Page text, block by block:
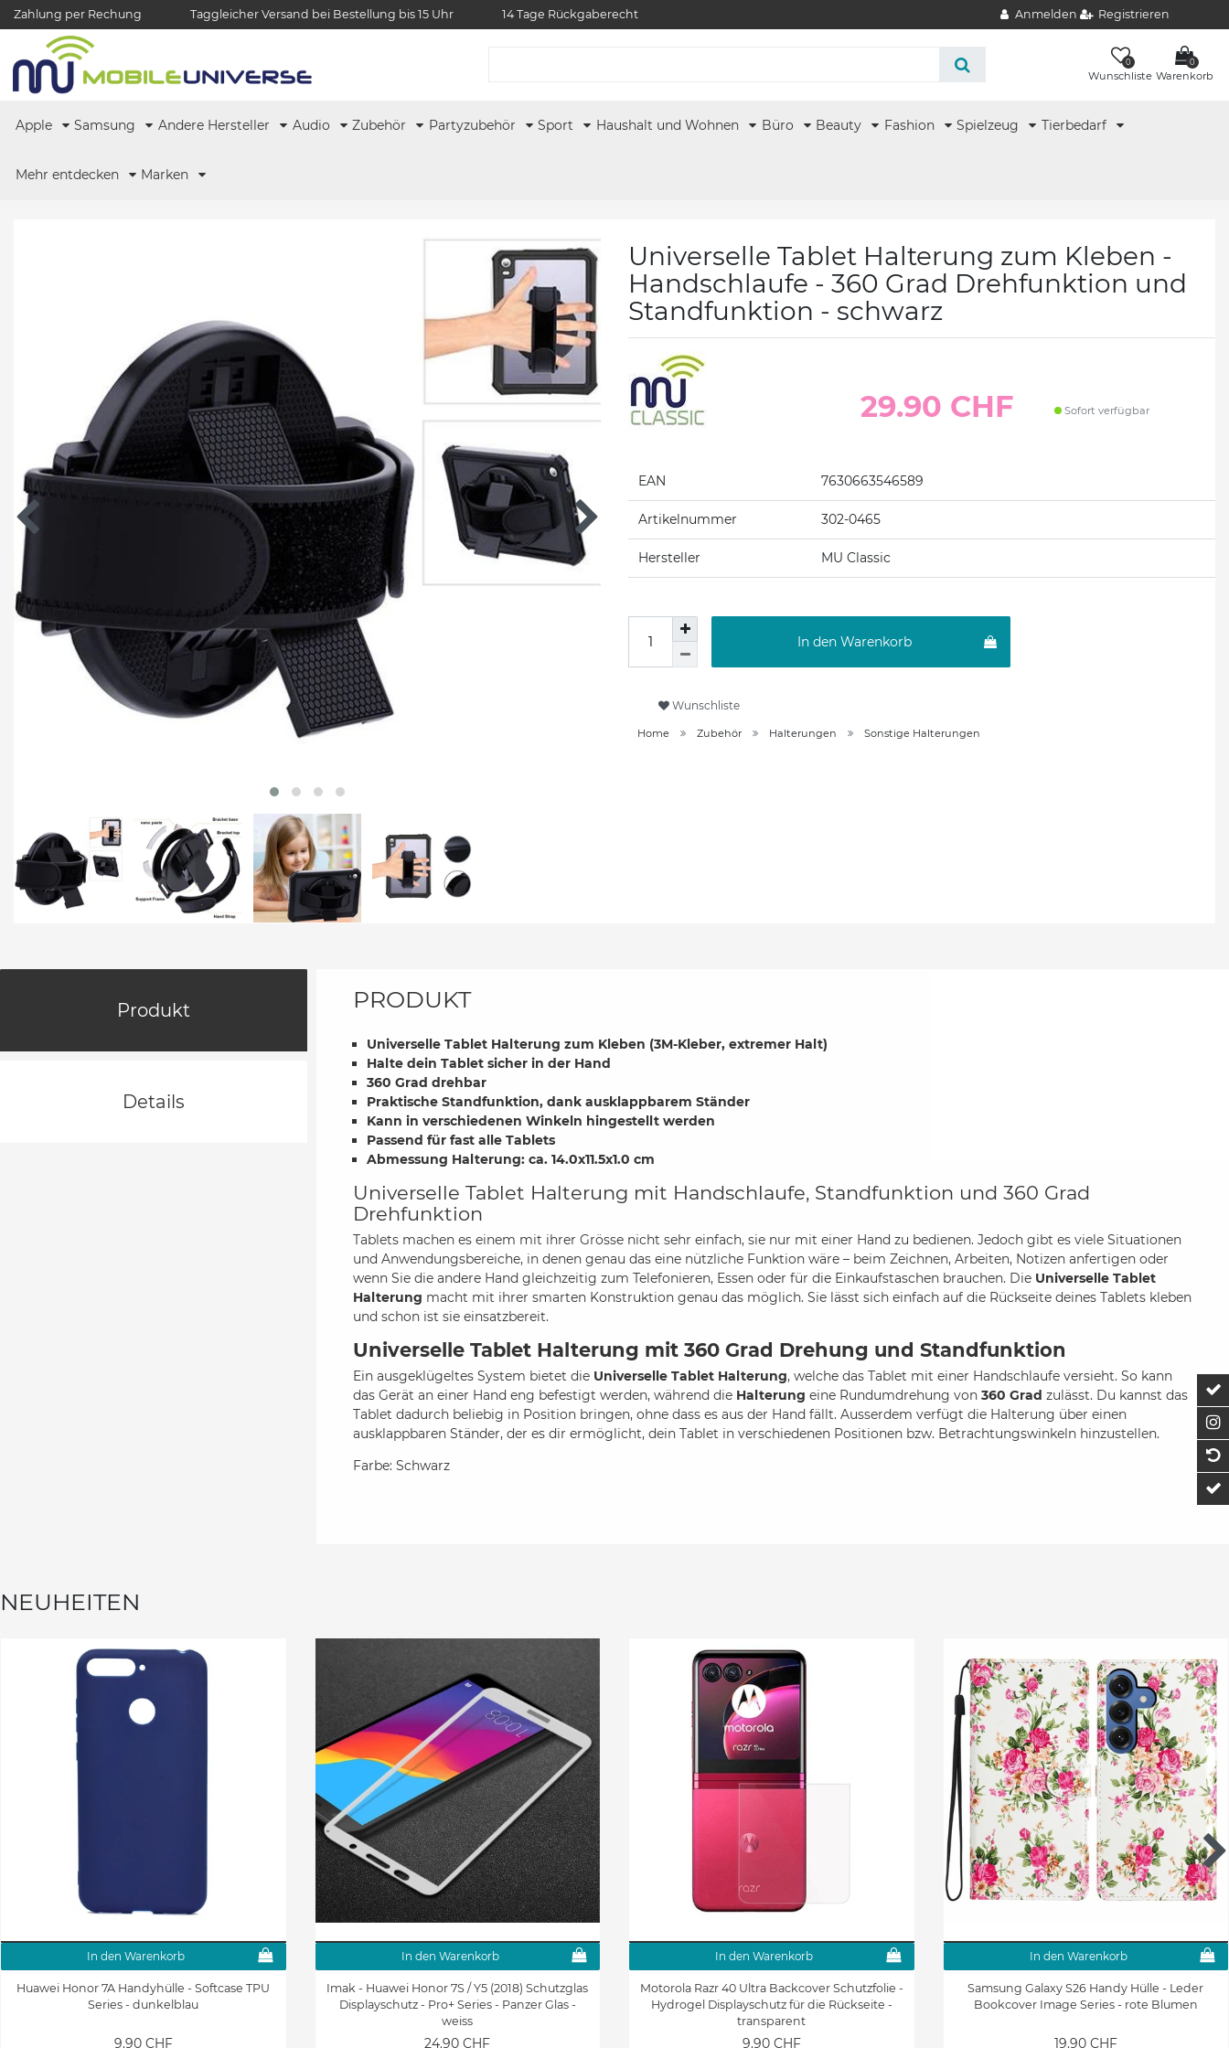
Zahlung per Rechung Taggleicher Versand bei Bestellung bis 15 Uhr 14 Tage Rückgaberecht Anmelden Registrieren
0
Wunschliste
0
Warenkorb
Apple Samsung Andere Hersteller Audio Zubehör Partyzubehör Sport Haushalt und Wohnen Büro Beauty Fashion Spielzeug Tierbedarf
Mehr entdecken Marken
Universelle Tablet Halterung zum Kleben -
Handschlaufe - 360 Grad Drehfunktion und
Standfunktion - schwarz
29.90 CHF Sofort verfügbar
EAN 7630663546589
Artikelnummer 302-0465
Hersteller MU Classic
In den Warenkorb
Wunschliste
Home Zubehör Halterungen Sonstige Halterungen
Produkt
Details
PRODUKT
Universelle Tablet Halterung zum Kleben (3M-Kleber, extremer Halt)
Halte dein Tablet sicher in der Hand
360 Grad drehbar
Praktische Standfunktion, dank ausklappbarem Ständer
Kann in verschiedenen Winkeln hingestellt werden
Passend für fast alle Tablets
Abmessung Halterung: ca. 14.0x11.5x1.0 cm
Universelle Tablet Halterung mit Handschlaufe, Standfunktion und 360 Grad
Drehfunktion
Tablets machen es einem mit ihrer Grösse nicht sehr einfach, sie nur mit einer Hand zu bedienen. Jedoch gibt es viele Situationen
und Anwendungsbereiche, in denen genau das eine nützliche Funktion wäre – beim Zeichnen, Arbeiten, Notizen anfertigen oder
wenn Sie die andere Hand gleichzeitig zum Telefonieren, Essen oder für die Einkaufstaschen brauchen. Die Universelle Tablet
Halterung macht mit ihrer smarten Konstruktion genau das möglich. Sie lässt sich einfach auf die Rückseite deines Tablets kleben
und schon ist sie einsatzbereit.
Universelle Tablet Halterung mit 360 Grad Drehung und Standfunktion
Ein ausgeklügeltes System bietet die Universelle Tablet Halterung, welche das Tablet mit einer Handschlaufe versieht. So kann
das Gerät an einer Hand eng befestigt werden, während die Halterung eine Rundumdrehung von 360 Grad zulässt. Du kannst das
Tablet dadurch beliebig in Position bringen, ohne dass es aus der Hand fällt. Ausserdem verfügt die Halterung über einen
ausklappbaren Ständer, der es dir ermöglicht, dein Tablet in verschiedenen Positionen bzw. Betrachtungswinkeln hinzustellen.
Farbe: Schwarz
NEUHEITEN
In den Warenkorb
Huawei Honor 7A Handyhülle - Softcase TPU
Series - dunkelblau
9.90 CHF
In den Warenkorb
Imak - Huawei Honor 7S / Y5 (2018) Schutzglas
Displayschutz - Pro+ Series - Panzer Glas -
weiss
24.90 CHF
In den Warenkorb
Motorola Razr 40 Ultra Backcover Schutzfolie -
Hydrogel Displayschutz für die Rückseite -
transparent
9.90 CHF
In den Warenkorb
Samsung Galaxy S26 Handy Hülle - Leder
Bookcover Image Series - rote Blumen
19.90 CHF